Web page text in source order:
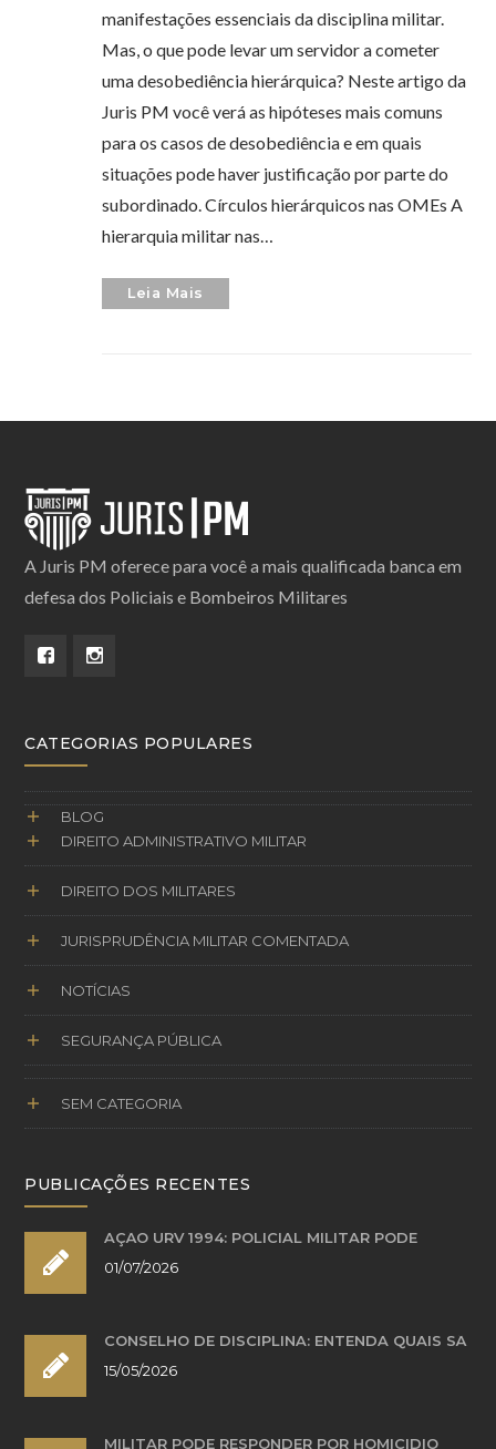
manifestações essenciais da disciplina militar.
Mas, o que pode levar um servidor a cometer
uma desobediência hierárquica? Neste artigo da
Juris PM você verá as hipóteses mais comuns
para os casos de desobediência e em quais
situações pode haver justificação por parte do
subordinado. Círculos hierárquicos nas OMEs A
hierarquia militar nas…
Leia Mais
A Juris PM oferece para você a mais qualificada banca em
defesa dos Policiais e Bombeiros Militares
CATEGORIAS POPULARES
BLOG
DIREITO ADMINISTRATIVO MILITAR
DIREITO DOS MILITARES
JURISPRUDÊNCIA MILITAR COMENTADA
NOTÍCIAS
SEGURANÇA PÚBLICA
SEM CATEGORIA
PUBLICAÇÕES RECENTES
AÇÃO URV 1994: POLICIAL MILITAR PODE
01/07/2026
CONSELHO DE DISCIPLINA: ENTENDA QUAIS SÃ
15/05/2026
MILITAR PODE RESPONDER POR HOMICÍDIO